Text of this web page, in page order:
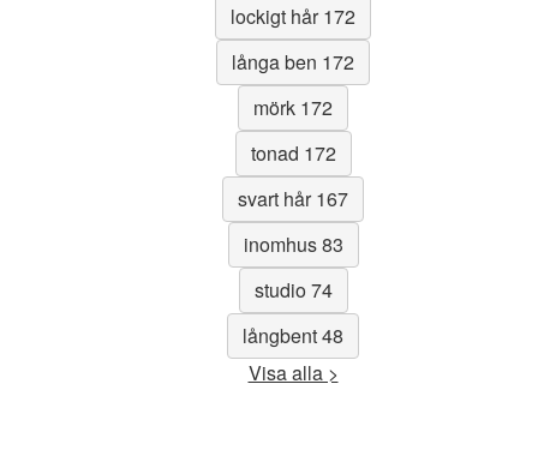
lockigt hår 172
långa ben 172
mörk 172
tonad 172
svart hår 167
inomhus 83
studio 74
långbent 48
Visa alla >